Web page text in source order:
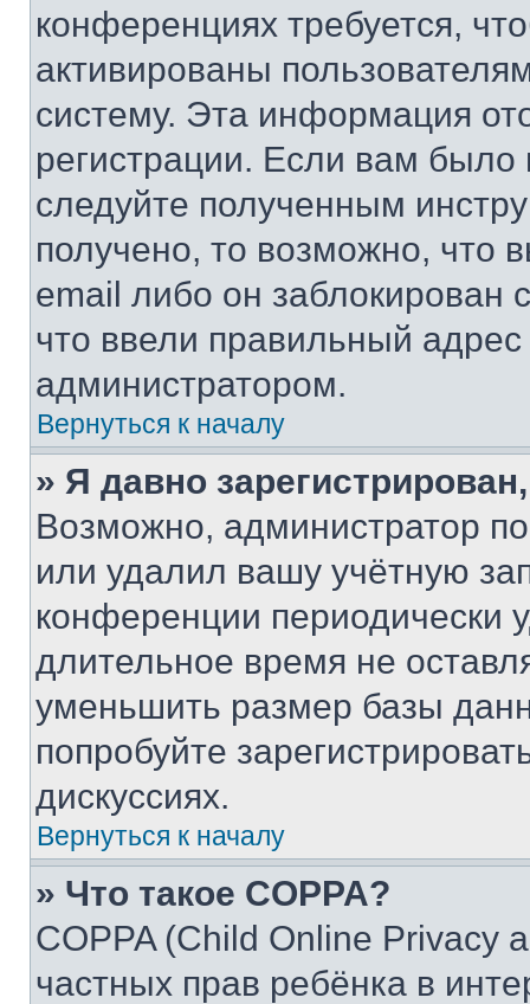
конференциях требуется,
активированы
систему. Эта информация
регистрации. Если вам
следуйте полученным
получено, то возможно, что
email либо он
что ввели правильный адрес
администратором.
Вернуться к началу
» Я давно
Возможно, администратор
или удалил вашу учётную
конференции периодически
длительное время не
уменьшить размер базы
попробуйте
дискуссиях.
Вернуться к началу
» Что такое COPPA?
COPPA (Child Online Privacy
частных прав ребёнка в